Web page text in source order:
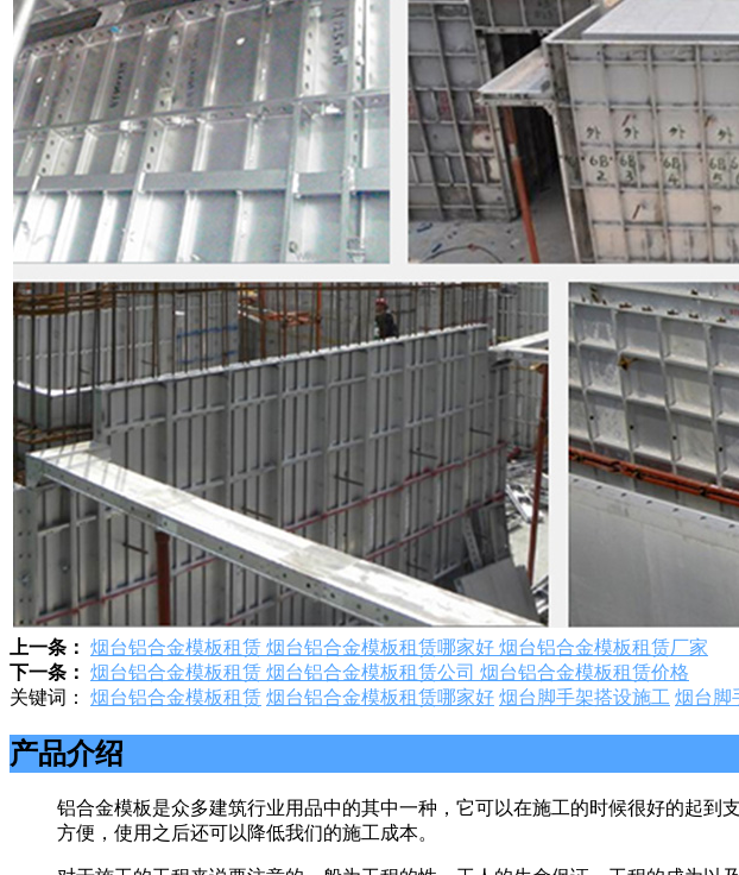
上一条： 烟台铝合金模板租赁 烟台铝合金模板租赁哪家好 烟台铝合金模板租赁厂家
下一条： 烟台铝合金模板租赁 烟台铝合金模板租赁公司 烟台铝合金模板租赁价格
关键词： 烟台铝合金模板租赁 烟台铝合金模板租赁哪家好 烟台脚手架搭设施工 烟台脚
产品介绍
铝合金模板是众多建筑行业用品中的其中一种，它可以在施工的时候很好的起
方便，使用之后还可以降低我们的施工成本。